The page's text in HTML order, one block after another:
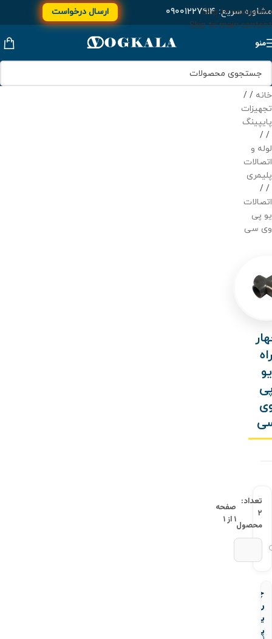
Skip to navigation
Skip to main content
مشاوره سریع:۰۹۰۰۱۲۲۷۹۱۴ ارسال درخواست
منو
خانه /
تجهیزات
پایپینگ
/
لوله و
اتصالات
پلیمری
/
اتصالات
یو پی
وی سی
راه
یو
تعداد:
۲
محصول
صفحه
۱ از ۱
چهار
راه
یو
پی